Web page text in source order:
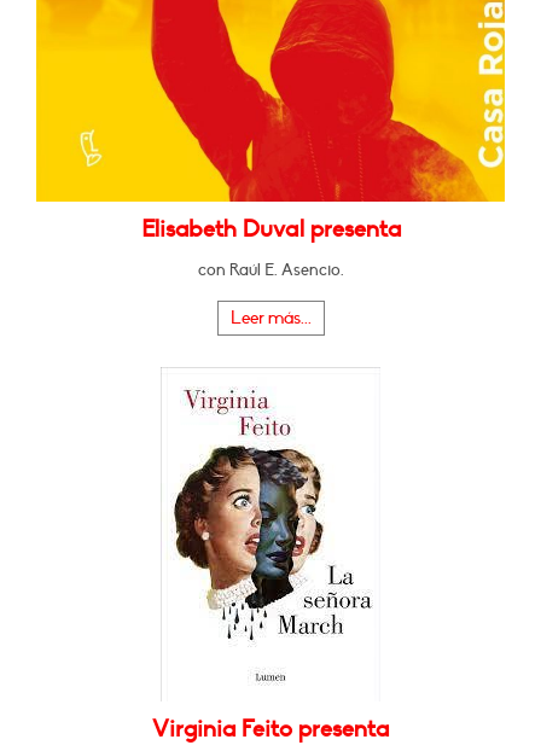
Elisabeth Duval presenta
con Raúl E. Asencio.
Leer más...
Virginia Feito presenta